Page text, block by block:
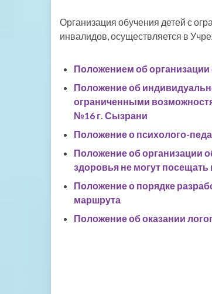
Организация обучения детей с
инвалидов, осуществляется в
Положением об
Положение об
ограниченными
№16 г. Сызрани
Положение о психолого-
Положение об организации
здоровья не могут посещать
Положение о порядке
маршрута
Положение об оказании